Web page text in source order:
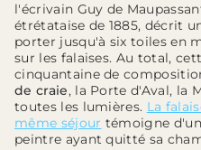
l'écrivain Guy de
étrétataise de 1885, décrit
porter jusqu'à six toiles en
sur les falaises. Au total,
cinquantaine de
de craie, la Porte d'Aval, la
toutes les lumières. La
même séjour témoigne
peintre ayant quitté sa